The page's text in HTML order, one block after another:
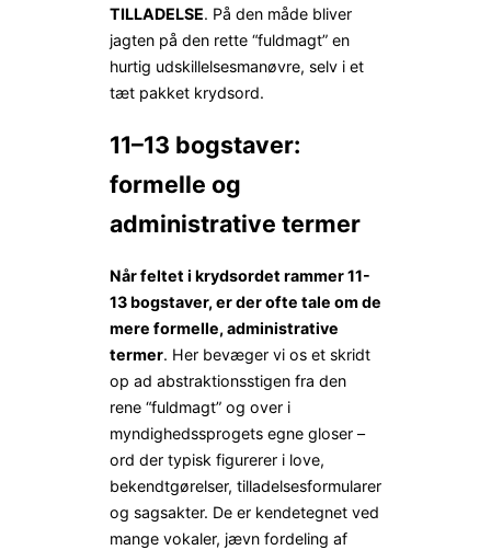
TILLADELSE. På den måde bliver
jagten på den rette “fuldmagt” en
hurtig udskillelsesmanøvre, selv i et
tæt pakket krydsord.
11–13 bogstaver:
formelle og
administrative termer
Når feltet i krydsordet rammer 11-
13 bogstaver, er der ofte tale om de
mere formelle, administrative
termer. Her bevæger vi os et skridt
op ad abstraktionsstigen fra den
rene “fuldmagt” og over i
myndighedssprogets egne gloser –
ord der typisk figurerer i love,
bekendtgørelser, tilladelses­formularer
og sagsakter. De er kendetegnet ved
mange vokaler, jævn fordeling af